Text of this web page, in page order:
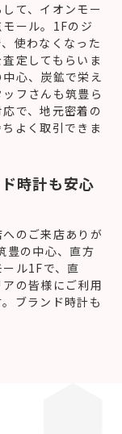
て、イオンモー
ール。1Fのジ
使わなくなった
定してもらいま
心、炭鉱で栄え
フさんも筑豊ら
で、地元密着の
よく取引できま
時計も安心
のご来店ありが
豊の中心、直方
ル1Fで、直
の皆様にご利用
ブランド時計も